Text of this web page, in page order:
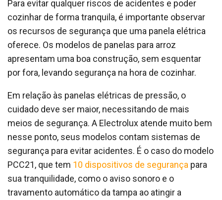
Para evitar qualquer riscos de acidentes e poder
cozinhar de forma tranquila, é importante observar
os recursos de segurança que uma panela elétrica
oferece. Os modelos de panelas para arroz
apresentam uma boa construção, sem esquentar
por fora, levando segurança na hora de cozinhar.
Em relação às panelas elétricas de pressão, o
cuidado deve ser maior, necessitando de mais
meios de segurança. A Electrolux atende muito bem
nesse ponto, seus modelos contam sistemas de
segurança para evitar acidentes. É o caso do modelo
PCC21, que tem 10 dispositivos de segurança para
sua tranquilidade, como o aviso sonoro e o
travamento automático da tampa ao atingir a